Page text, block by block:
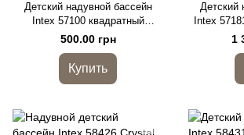
Детский надувной бассейн
Intex 57100 квадратный
86x86x25 см с надувным дном,
500.00 грн
Купить
Детский
Intex
229 x1